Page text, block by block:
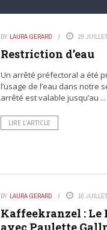
BY LAURA GERARD 29
Restriction d’eau
Un arrêté préfectoral a été
l’usage de l’eau dans notre
arrêté est valable jusqu’au ...
LIRE L’ARTICLE
BY LAURA GERARD 16
Kaffeekranzel : Le